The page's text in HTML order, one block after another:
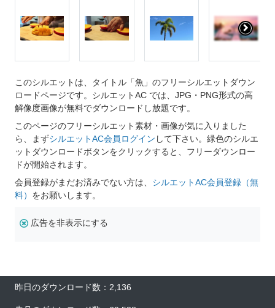
このシルエットは、タイトル「魚」のフリーシルエットダウン
ロードページです。シルエットAC では、JPG・PNG形式の高
解像度画像が無料でダウンロードし放題です。
このページのフリーシルエット素材・画像が気に入りました
ら、まずシルエットAC会員ログイン して下さい。緑色のシルエ
ットダウンロードボタンをクリックすると、フリーダウンロー
ドが開始されます。
会員登録がまだお済みでない方は、 シルエットAC会員登録（無
料） をお願いします。
広告を非表示にする
昨日のダウンロード数：2,136